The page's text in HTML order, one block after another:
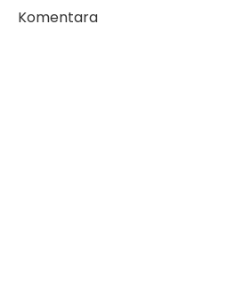
Komentara